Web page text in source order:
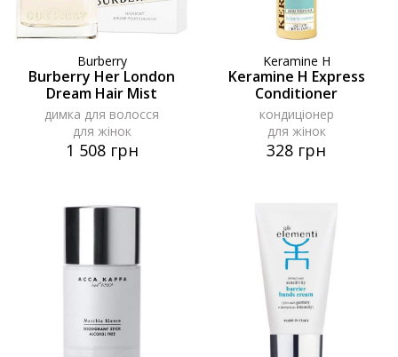
Burberry
Burberry Her London
Dream Hair Mist
димка для волосся
для жінок
1 508 грн
Keramine H
Keramine H Express
Conditioner
кондиціонер
для жінок
328 грн